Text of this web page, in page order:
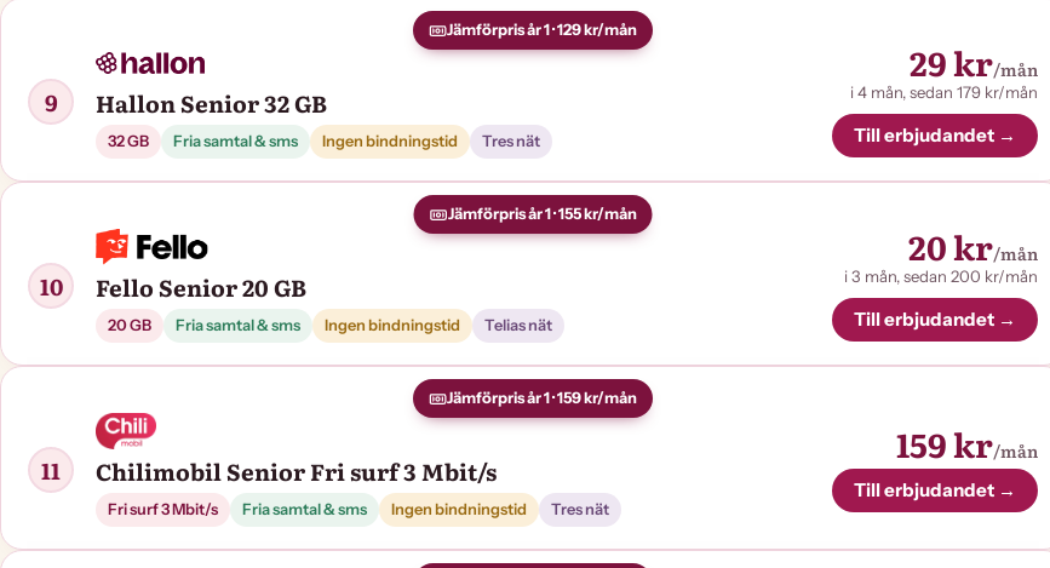
Jämförpris år 1 · 129 kr/mån
9 Hallon Senior 32 GB
32 GB Fria samtal & sms Ingen bindningstid Tres nät
29 kr/mån
i 4 mån, sedan 179 kr/mån
Till erbjudandet →
Jämförpris år 1 · 155 kr/mån
10 Fello Senior 20 GB
20 GB Fria samtal & sms Ingen bindningstid Telias nät
20 kr/mån
i 3 mån, sedan 200 kr/mån
Till erbjudandet →
Jämförpris år 1 · 159 kr/mån
11 Chilimobil Senior Fri surf 3 Mbit/s
Fri surf 3 Mbit/s Fria samtal & sms Ingen bindningstid Tres nät
159 kr/mån
Till erbjudandet →